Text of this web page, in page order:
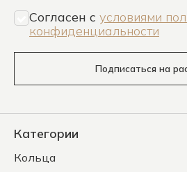
Согласен c условиями
конфиденциальности
Подписаться на
Категории
Кольца